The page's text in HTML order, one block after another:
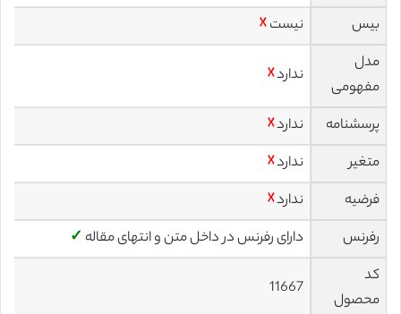
بیس نیست☓
مدل
مفهومی
ندارد☓
پرسشنامه ندارد☓
متغیر
ندارد☓
فرضیه
ندارد☓
رفرنس
دارای رفرنس در داخل متن و انتهای مقاله ✓
کد
محصول
11667